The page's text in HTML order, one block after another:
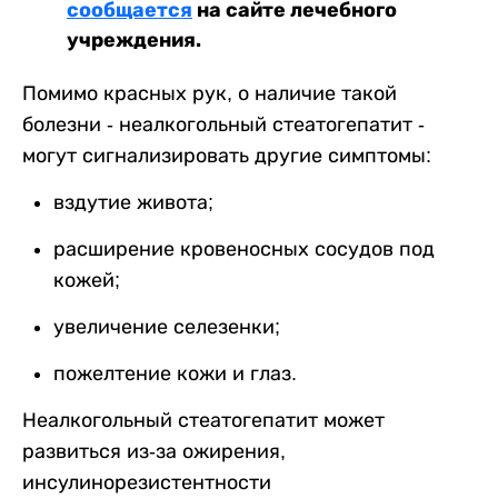
сообщается на сайте лечебного
учреждения.
Помимо красных рук, о наличие такой
болезни - неалкогольный стеатогепатит -
могут сигнализировать другие симптомы:
вздутие живота;
расширение кровеносных сосудов под
кожей;
увеличение селезенки;
пожелтение кожи и глаз.
Неалкогольный стеатогепатит может
развиться из-за ожирения,
инсулинорезистентности